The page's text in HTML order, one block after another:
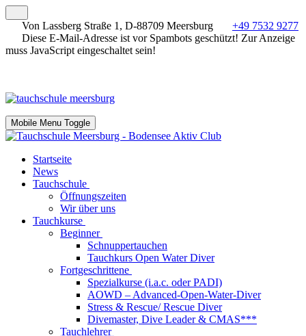
Von Lassberg Straße 1, D-88709 Meersburg
+49 7532 9277
Diese E-Mail-Adresse ist vor Spambots geschützt! Zur Anzeige
muss JavaScript eingeschaltet sein!
Mobile Menu Toggle
Startseite
News
Tauchschule
Öffnungszeiten
Wir über uns
Tauchkurse
Beginner
Schnuppertauchen
Tauchkurs Open Water Diver
Fortgeschrittene
Spezialkurse (i.a.c. oder PADI)
AOWD – Advanced-Open-Water-Diver
Stress & Rescue/ Rescue Diver
Divemaster, Dive Leader & CMAS***
Tauchlehrer